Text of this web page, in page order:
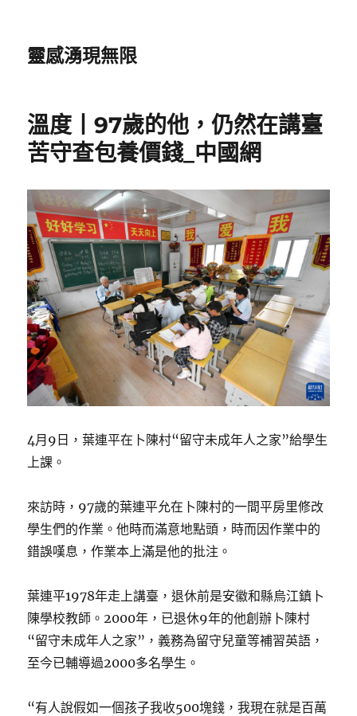
靈感湧現無限
溫度丨97歲的他，仍然在講臺
苦守查包養價錢_中國網
4月9日，葉連平在卜陳村“留守未成年人之家”給學生
上課。
來訪時，97歲的葉連平允在卜陳村的一間平房里修改
學生們的作業。他時而滿意地點頭，時而因作業中的
錯誤嘆息，作業本上滿是他的批注。
葉連平1978年走上講臺，退休前是安徽和縣烏江鎮卜
陳學校教師。2000年，已退休9年的他創辦卜陳村
“留守未成年人之家”，義務為留守兒童等補習英語，
至今已輔導過2000多名學生。
“有人說假如一個孩子我收500塊錢，我現在就是百萬